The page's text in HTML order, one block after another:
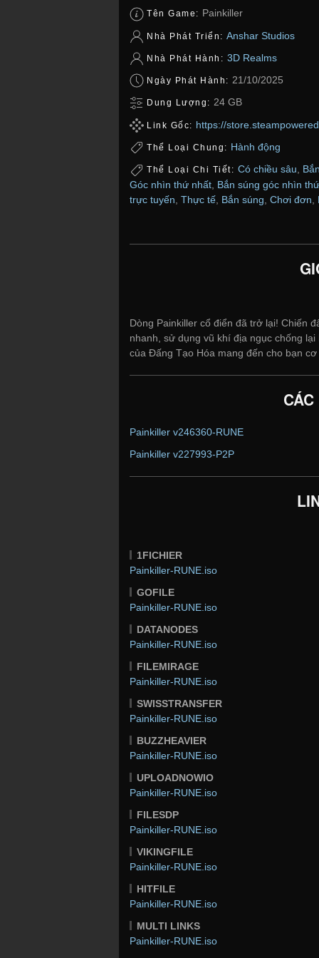
Tên Game: Painkiller
Nhà Phát Triển: Anshar Studios
Nhà Phát Hành: 3D Realms
Ngày Phát Hành: 21/10/2025
Dung Lượng: 24 GB
Link Gốc: https://
Thể Loại Chung: Hành động
Thể Loại Chi Tiết: Có chiều sâu,
Góc nhìn thứ nhất Bắn súng góc nhìn
trực tuyến Thực tế Bắn súng Chơi đơn
Dòng Painkiller cổ điển đã trở lại! Chiến
nhanh, sử dụng vũ khí địa ngục chống
của Đấng Tạo Hóa mang đến cho bạn
Painkiller v246360-RUNE
Painkiller v227993-P2P
1FICHIER
Painkiller-RUNE.iso
GOFILE
Painkiller-RUNE.iso
DATANODES
Painkiller-RUNE.iso
FILEMIRAGE
Painkiller-RUNE.iso
SWISSTRANSFER
Painkiller-RUNE.iso
BUZZHEAVIER
Painkiller-RUNE.iso
UPLOADNOWIO
Painkiller-RUNE.iso
FILESDP
Painkiller-RUNE.iso
VIKINGFILE
Painkiller-RUNE.iso
HITFILE
Painkiller-RUNE.iso
MULTI LINKS
Painkiller-RUNE.iso